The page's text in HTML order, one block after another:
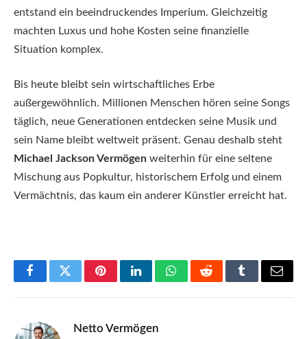
entstand ein beeindruckendes Imperium. Gleichzeitig
machten Luxus und hohe Kosten seine finanzielle
Situation komplex.
Bis heute bleibt sein wirtschaftliches Erbe
außergewöhnlich. Millionen Menschen hören seine Songs
täglich, neue Generationen entdecken seine Musik und
sein Name bleibt weltweit präsent. Genau deshalb steht
Michael Jackson Vermögen weiterhin für eine seltene
Mischung aus Popkultur, historischem Erfolg und einem
Vermächtnis, das kaum ein anderer Künstler erreicht hat.
FacebookTwitterPinterestLinkedInWhatsAppRedditTumblrEmail
Netto Vermögen